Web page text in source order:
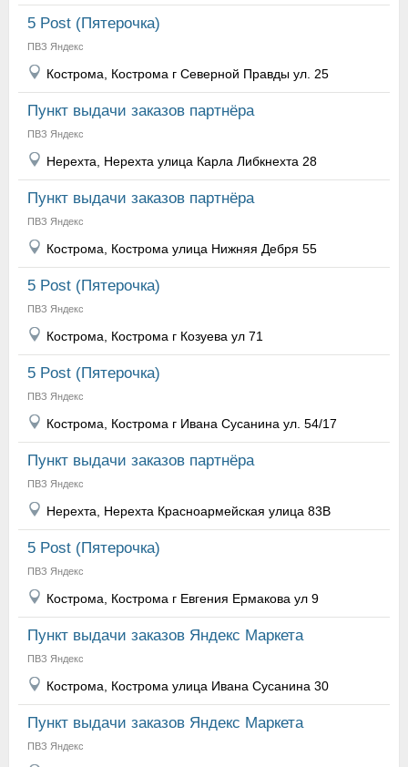
5 Post (Пятерочка)
ПВЗ Яндекс
Кострома, Кострома г Северной Правды ул. 25
Пункт выдачи заказов партнёра
ПВЗ Яндекс
Нерехта, Нерехта улица Карла Либкнехта 28
Пункт выдачи заказов партнёра
ПВЗ Яндекс
Кострома, Кострома улица Нижняя Дебря 55
5 Post (Пятерочка)
ПВЗ Яндекс
Кострома, Кострома г Козуева ул 71
5 Post (Пятерочка)
ПВЗ Яндекс
Кострома, Кострома г Ивана Сусанина ул. 54/17
Пункт выдачи заказов партнёра
ПВЗ Яндекс
Нерехта, Нерехта Красноармейская улица 83В
5 Post (Пятерочка)
ПВЗ Яндекс
Кострома, Кострома г Евгения Ермакова ул 9
Пункт выдачи заказов Яндекс Маркета
ПВЗ Яндекс
Кострома, Кострома улица Ивана Сусанина 30
Пункт выдачи заказов Яндекс Маркета
ПВЗ Яндекс